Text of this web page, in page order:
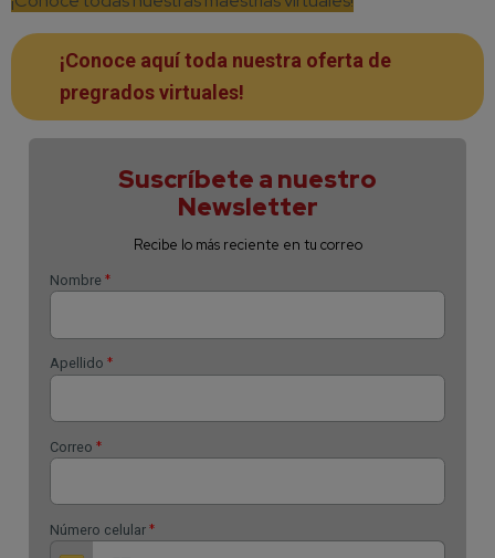
¡Conoce aquí toda nuestra oferta de
pregrados virtuales!